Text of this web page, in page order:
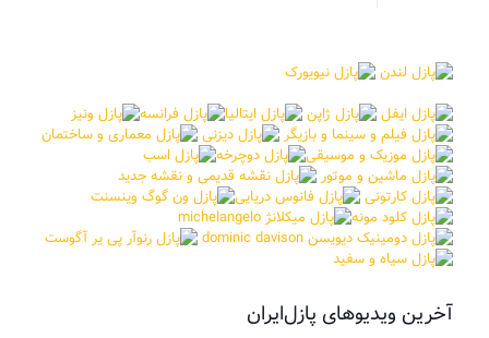
آخرین ویدیوهای پازل‌ایران